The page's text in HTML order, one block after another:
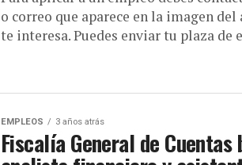
o correo que aparece en la imagen del
te interesa. Puedes enviar tu plaza de
EMPLEOS 3 años atrás
Fiscalía General de Cuentas